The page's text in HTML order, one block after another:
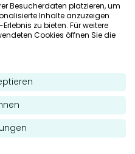
Besucherdaten platzieren, um
Inhalte anzuzeigen
zu bieten. Für weitere
Cookies öffnen Sie die